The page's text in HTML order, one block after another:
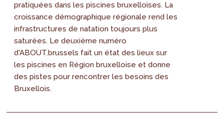
pratiquées dans les piscines bruxelloises. La
croissance démographique régionale rend les
infrastructures de natation toujours plus
saturées. Le deuxième numéro
d'ABOUT.brussels fait un état des lieux sur
les piscines en Région bruxelloise et donne
des pistes pour rencontrer les besoins des
Bruxellois.